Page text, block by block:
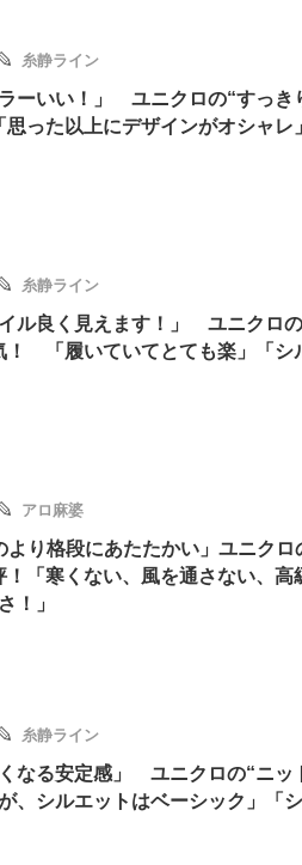
糸静ライン
ラーいい！」 ユニクロの“すっき
った以上にデザインがオシャレ
糸静ライン
イル良く見えます！」 ユニクロ
！ 「履いていてとても楽」「シ
アロ麻婆
より格段にあたたかい」ユニク
！「寒くない、風を通さない、高
！」
糸静ライン
くなる安定感」 ユニクロの“ニ
、シルエットはベーシック」「